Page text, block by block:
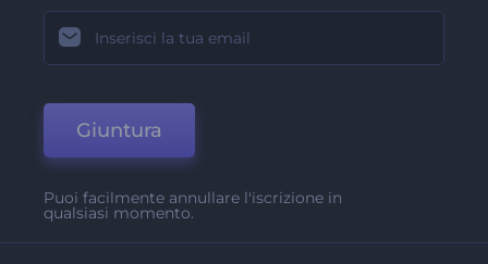
Giuntura
Puoi facilmente annullare l'iscrizione in
qualsiasi momento.